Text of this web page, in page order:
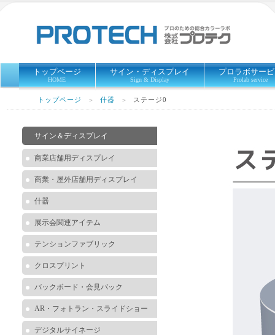
トップページ
HOME
サイン・ディスプレイ
Sign & Display
プロラボサー
Prolab service
トップページ ＞ 什器 ＞ ステージ0
サイン＆ディスプレイ
商業店舗用ディスプレイ
商業・屋外店舗用ディスプレイ
什器
展示会関連アイテム
テンションファブリック
クロスプリント
バックボード・会見バック
AR・フォトラン・スライドショー
デジタルサイネージ